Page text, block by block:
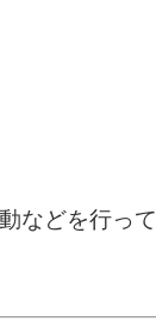
などを行っ